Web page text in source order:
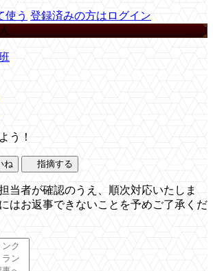
使う 登録済みの方はログイン
う！
ね 指摘する
当者が確認のうえ、順次対応いたしま
はお返事できないことを予めご了承くだ